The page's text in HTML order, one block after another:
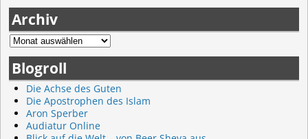
Archiv
Blogroll
Die Achse des Guten
Die Apostrophen des Islam
Aron Sperber
Audiatur Online